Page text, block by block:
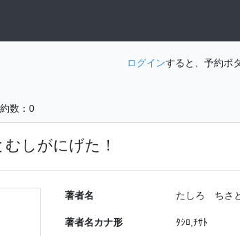
ログインすると、予約ボ
数：0
むしがにげた！
著者名 たしろ ちさ
著者名カナ形 ﾀｼﾛ,ﾁｻﾄ